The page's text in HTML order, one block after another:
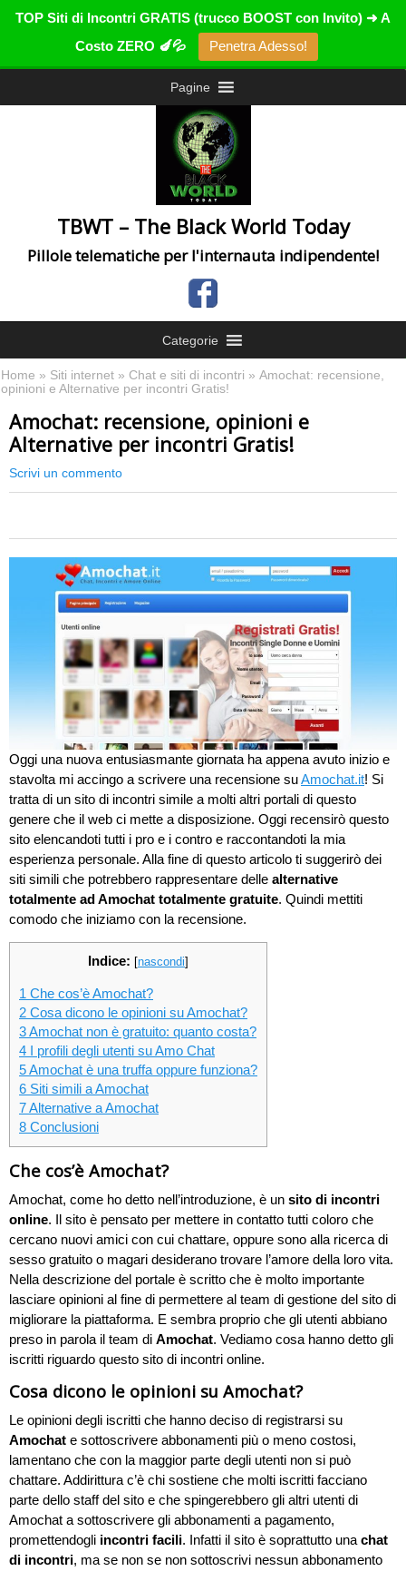
TOP Siti di Incontri GRATIS (trucco BOOST con Invito) ➜ A
Costo ZERO 🍆💦
Penetra Adesso!
Pagine
TBWT – The Black World Today
Pillole telematiche per l'internauta indipendente!
Categorie
Home » Siti internet » Chat e siti di incontri » Amochat: recensione,
opinioni e Alternative per incontri Gratis!
Amochat: recensione, opinioni e
Alternative per incontri Gratis!
Scrivi un commento
Oggi una nuova entusiasmante giornata ha appena avuto inizio e
stavolta mi accingo a scrivere una recensione suAmochat.it! Si
tratta di un sito di incontri simile a molti altri portali di questo
genere che il web ci mette a disposizione. Oggi recensirò questo
sito elencandoti tutti i pro e i contro e raccontandoti la mia
esperienza personale. Alla fine di questo articolo ti suggerirò dei
siti simili che potrebbero rappresentare delle alternative
totalmente ad Amochat totalmente gratuite. Quindi mettiti
comodo che iniziamo con la recensione.
Indice: [nascondi]
1 Che cos’è Amochat?
2 Cosa dicono le opinioni su Amochat?
3Amochat non è gratuito: quanto costa?
4 I profili degli utenti su Amo Chat
5Amochat è una truffa oppure funziona?
6 Siti simili a Amochat
7Alternative a Amochat
8 Conclusioni
Che cos’è Amochat?
Amochat, come ho detto nell’introduzione, è un sito di incontri
online. Il sito è pensato per mettere in contatto tutti coloro che
cercano nuovi amici con cui chattare, oppure sono alla ricerca di
sesso gratuito o magari desiderano trovare l’amore della loro vita.
Nella descrizione del portale è scritto che è molto importante
lasciare opinioni al fine di permettere al team di gestione del sito di
migliorare la piattaforma. E sembra proprio che gli utenti abbiano
preso in parola il team di Amochat. Vediamo cosa hanno detto gli
iscritti riguardo questo sito di incontri online.
Cosa dicono le opinioni su Amochat?
Le opinioni degli iscritti che hanno deciso di registrarsi su
Amochat e sottoscrivere abbonamenti più o meno costosi,
lamentano che con la maggior parte degli utenti non si può
chattare. Addirittura c’è chi sostiene che molti iscritti facciano
parte dello staff del sito e che spingerebbero gli altri utenti di
Amochat a sottoscrivere gli abbonamenti a pagamento,
promettendogli incontri facili. Infatti il sito è soprattutto una chat
di incontri, ma se non se non sottoscrivi nessun abbonamento